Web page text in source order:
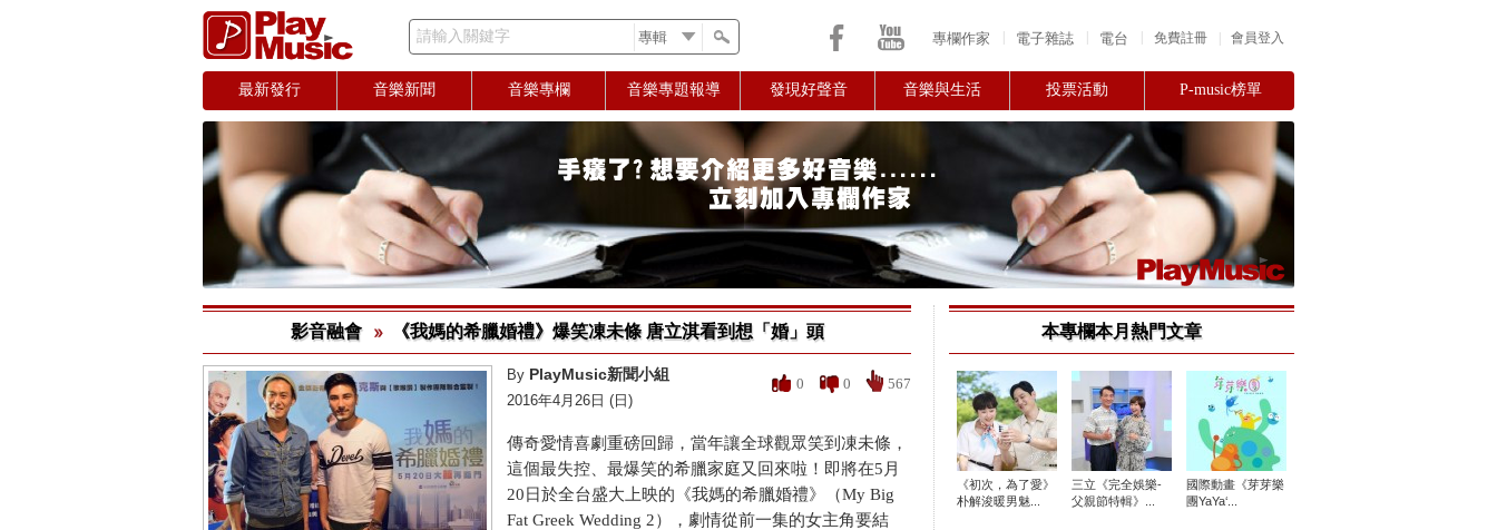
請輸入關鍵字 會員登入
免費註冊
專欄作家 電子雜誌 電台
最新發行 音樂新聞 音樂專欄 音樂專題報導 發現好聲音 音樂與生活 投票活動 P-music榜單
影音融會 《我媽的希臘婚禮》爆笑凍未條 唐立淇看到想「婚」頭
0 0 567
By PlayMusic新聞小組
2016年4月26日 (日)
傳奇愛情喜劇重磅回歸，當年讓全球觀眾笑到凍未條，
這個最失控、最爆笑的希臘家庭又回來啦！即將在5月
20日於全台盛大上映的《我媽的希臘婚禮》（My Big
Fat Greek Wedding 2），劇情從前一集的女主角要結
本專欄本月熱門文章
《初次，為了愛》
朴解浚暖男魅...
三立《完全娛樂-
父親節特輯》...
國際動畫《芽芽樂
團YaYa‘...